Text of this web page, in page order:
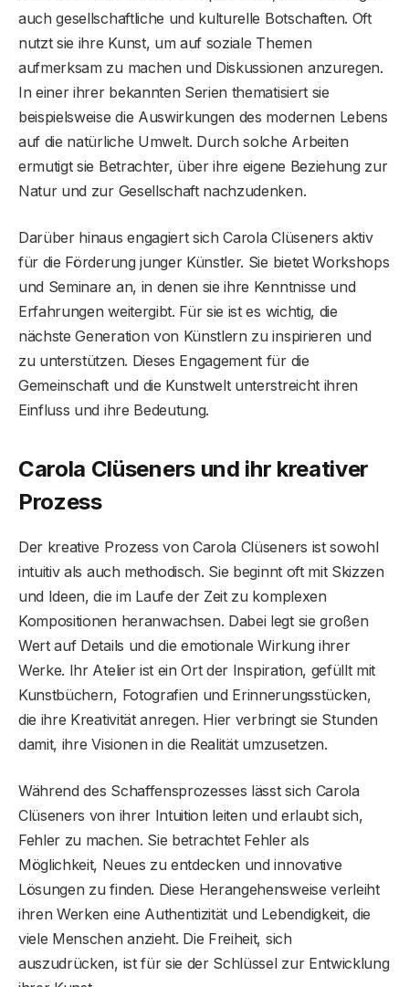
auch gesellschaftliche und kulturelle Botschaften. Oft
nutzt sie ihre Kunst, um auf soziale Themen
aufmerksam zu machen und Diskussionen anzuregen.
In einer ihrer bekannten Serien thematisiert sie
beispielsweise die Auswirkungen des modernen Lebens
auf die natürliche Umwelt. Durch solche Arbeiten
ermutigt sie Betrachter, über ihre eigene Beziehung zur
Natur und zur Gesellschaft nachzudenken.
Darüber hinaus engagiert sich Carola Clüseners aktiv
für die Förderung junger Künstler. Sie bietet Workshops
und Seminare an, in denen sie ihre Kenntnisse und
Erfahrungen weitergibt. Für sie ist es wichtig, die
nächste Generation von Künstlern zu inspirieren und
zu unterstützen. Dieses Engagement für die
Gemeinschaft und die Kunstwelt unterstreicht ihren
Einfluss und ihre Bedeutung.
Carola Clüseners und ihr kreativer
Prozess
Der kreative Prozess von Carola Clüseners ist sowohl
intuitiv als auch methodisch. Sie beginnt oft mit Skizzen
und Ideen, die im Laufe der Zeit zu komplexen
Kompositionen heranwachsen. Dabei legt sie großen
Wert auf Details und die emotionale Wirkung ihrer
Werke. Ihr Atelier ist ein Ort der Inspiration, gefüllt mit
Kunstbüchern, Fotografien und Erinnerungsstücken,
die ihre Kreativität anregen. Hier verbringt sie Stunden
damit, ihre Visionen in die Realität umzusetzen.
Während des Schaffensprozesses lässt sich Carola
Clüseners von ihrer Intuition leiten und erlaubt sich,
Fehler zu machen. Sie betrachtet Fehler als
Möglichkeit, Neues zu entdecken und innovative
Lösungen zu finden. Diese Herangehensweise verleiht
ihren Werken eine Authentizität und Lebendigkeit, die
viele Menschen anzieht. Die Freiheit, sich
auszudrücken, ist für sie der Schlüssel zur Entwicklung